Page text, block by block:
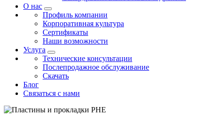
О нас
Профиль компании
Корпоративная культура
Сертификаты
Наши возможности
Услуга
Технические консультации
Послепродажное обслуживание
Скачать
Блог
Связаться с нами